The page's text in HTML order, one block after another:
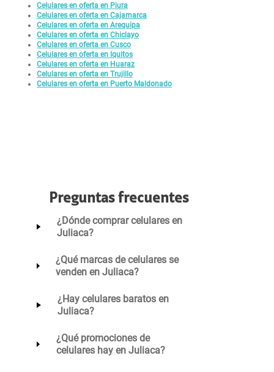
Celulares en oferta en Piura
Celulares en oferta en Cajamarca
Celulares en oferta en Arequipa
Celulares en oferta en Chiclayo
Celulares en oferta en Cusco
Celulares en oferta en Iquitos
Celulares en oferta en Huaraz
Celulares en oferta en Trujillo
Celulares en oferta en Puerto Maldonado
Preguntas frecuentes
¿Dónde comprar celulares en
Juliaca?
¿Qué marcas de celulares se
venden en Juliaca?
¿Hay celulares baratos en
Juliaca?
¿Qué promociones de
celulares hay en Juliaca?